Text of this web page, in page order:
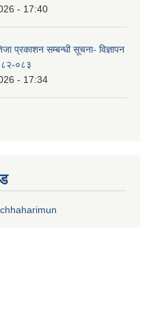
- 17:40
प्रकाशन सम्बन्धी सूचना- विज्ञापन
०८३
- 17:34